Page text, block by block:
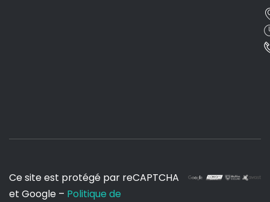
Ce site est protégé par reCAPTCHA
et Google – Politique de